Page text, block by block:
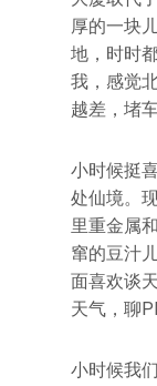
厚的一块
地，时时
我，感觉
越差，堵
小时候挺
处仙境。
里重金属
窜的豆汁
面喜欢谈
天气，聊
小时候我